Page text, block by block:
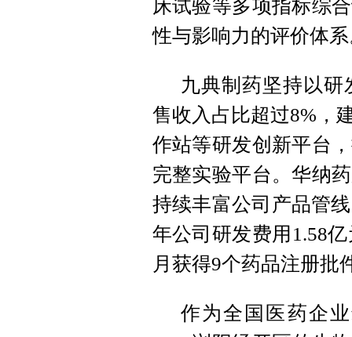
床试验等多项指标综
性与影响力的评价体
九典制药坚持以
售收入占比超过8%，
作站等研发创新平台
完整实验平台。华纳
持续丰富公司产品管
年公司研发费用1.58
月获得9个药品注册批
作为全国医药企